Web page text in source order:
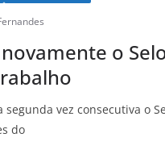
o
vez consecutiva o
do